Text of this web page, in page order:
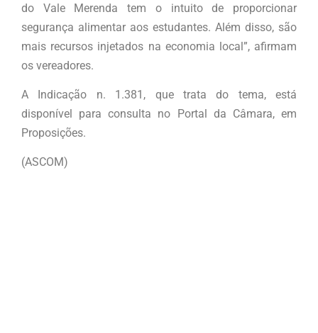
do Vale Merenda tem o intuito de proporcionar
segurança alimentar aos estudantes. Além disso, são
mais recursos injetados na economia local”, afirmam
os vereadores.
A Indicação n. 1.381, que trata do tema, está
disponível para consulta no Portal da Câmara, em
Proposições.
(ASCOM)